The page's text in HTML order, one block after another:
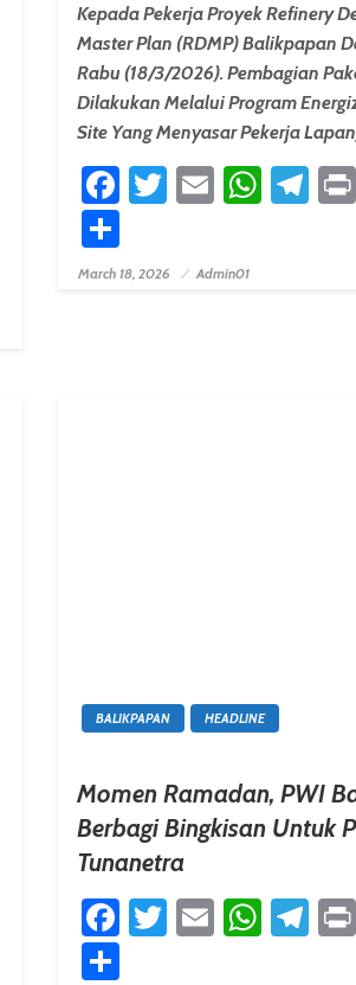
Kepada Pekerja Proyek Refinery
Master Plan (RDMP) Balikpapan
Rabu (18/3/2026). Pembagian
Dilakukan Melalui Program
Site Yang Menyasar Pekerja
Facebook
Twitter
Email
Share
Posted On
March 18, 2026 Admin01
BALIKPAPAN HEADLINE
Momen Ramadan, PWI
Berbagi Bingkisan Untuk
Tunanetra
Facebook
Twitter
Email
Share